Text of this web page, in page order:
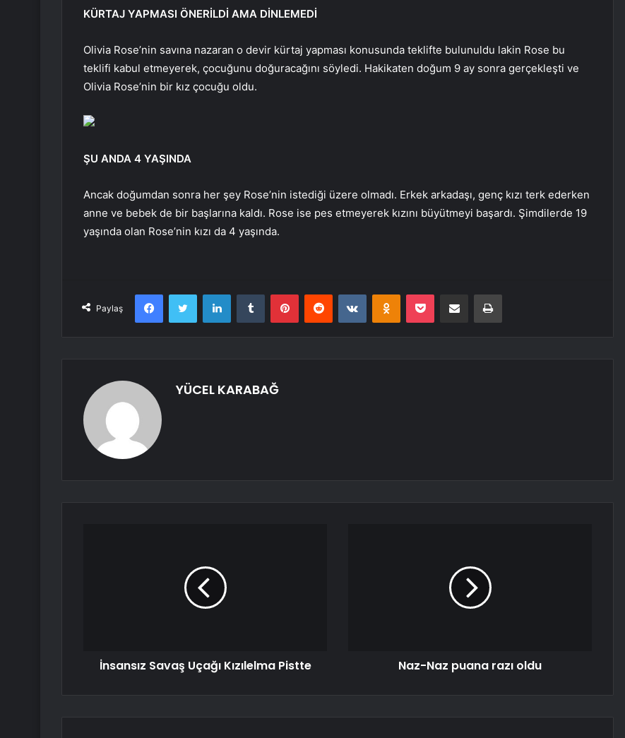
KÜRTAJ YAPMASI ÖNERİLDİ AMA DİNLEMEDİ
Olivia Rose’nin savına nazaran o devir kürtaj yapması konusunda teklifte bulunuldu lakin Rose bu
teklifi kabul etmeyerek, çocuğunu doğuracağını söyledi. Hakikaten doğum 9 ay sonra gerçekleşti ve
Olivia Rose’nin bir kız çocuğu oldu.
ŞU ANDA 4 YAŞINDA
Ancak doğumdan sonra her şey Rose’nin istediği üzere olmadı. Erkek arkadaşı, genç kızı terk ederken
anne ve bebek de bir başlarına kaldı. Rose ise pes etmeyerek kızını büyütmeyi başardı. Şimdilerde 19
yaşında olan Rose’nin kızı da 4 yaşında.
Paylaş
FacebookTwitter LinkedInTumblr PinterestReddit VKontakteOdnoklassniki
Pocket E-Posta ile paylaş Yazdır
YÜCEL KARABAĞ
İnsansız Savaş Uçağı Kızılelma Pistte Naz-Naz puana razı oldu